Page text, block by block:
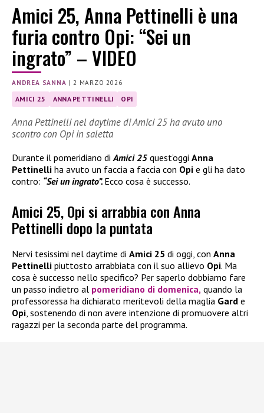
Amici 25, Anna Pettinelli è una
furia contro Opi: “Sei un
ingrato” – VIDEO
ANDREA SANNA | 2 MARZO 2026
AMICI 25 ANNA PETTINELLI OPI
Anna Pettinelli nel daytime di Amici 25 ha avuto uno
scontro con Opi in saletta
Durante il pomeridiano diAmici 25 quest’oggi Anna
Pettinelli ha avuto un faccia a faccia con Opi e gli ha dato
contro: “Sei un ingrato”. Ecco cosa è successo.
Amici 25, Opi si arrabbia con Anna
Pettinelli dopo la puntata
Nervi tesissimi nel daytime di Amici 25 di oggi, con Anna
Pettinelli piuttosto arrabbiata con il suo allievo Opi. Ma
cosa è successo nello specifico? Per saperlo dobbiamo fare
un passo indietro al pomeridiano di domenica, quando la
professoressa ha dichiarato meritevoli della maglia Gard e
Opi , sostenendo di non avere intenzione di promuovere altri
ragazzi per la seconda parte del programma.